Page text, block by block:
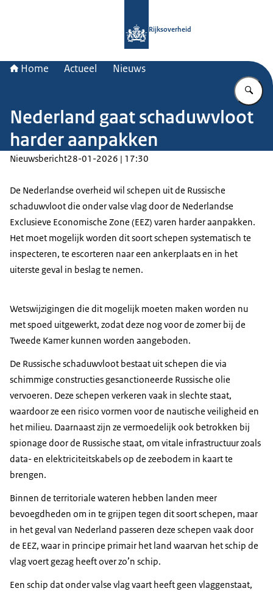
Rijksoverheid
Home Actueel Nieuws
Nederland gaat schaduwvloot
harder aanpakken
Nieuwsbericht28-01-2026 | 17:30
De Nederlandse overheid wil schepen uit de Russische
schaduwvloot die onder valse vlag door de Nederlandse
Exclusieve Economische Zone (EEZ) varen harder aanpakken.
Het moet mogelijk worden dit soort schepen systematisch te
inspecteren, te escorteren naar een ankerplaats en in het
uiterste geval in beslag te nemen.
Wetswijzigingen die dit mogelijk moeten maken worden nu
met spoed uitgewerkt, zodat deze nog voor de zomer bij de
Tweede Kamer kunnen worden aangeboden.
De Russische schaduwvloot bestaat uit schepen die via
schimmige constructies gesanctioneerde Russische olie
vervoeren. Deze schepen verkeren vaak in slechte staat,
waardoor ze een risico vormen voor de nautische veiligheid en
het milieu. Daarnaast zijn ze vermoedelijk ook betrokken bij
spionage door de Russische staat, om vitale infrastructuur zoals
data- en elektriciteitskabels op de zeebodem in kaart te
brengen.
Binnen de territoriale wateren hebben landen meer
bevoegdheden om in te grijpen tegen dit soort schepen, maar
in het geval van Nederland passeren deze schepen vaak door
de EEZ, waar in principe primair het land waarvan het schip de
vlag voert gezag heeft over zo’n schip.
Een schip dat onder valse vlag vaart heeft geen vlaggenstaat,